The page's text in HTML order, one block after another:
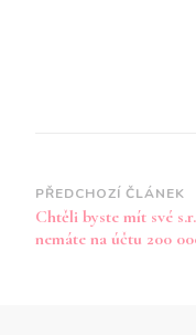
Navigace
příspěvku
PŘEDCHOZÍ ČLÁNEK
Chtěli byste mít své
nemáte na účtu 200